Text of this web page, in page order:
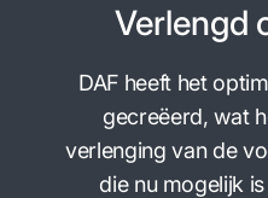
Verlengd
DAF heeft het
gecreëerd, wat
verlenging van de
die nu mogelijk